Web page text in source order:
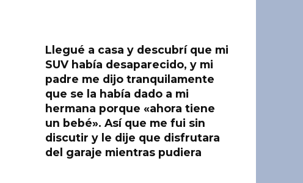
Llegué a casa y descubrí que mi
SUV había desaparecido, y mi
padre me dijo tranquilamente
que se la había dado a mi
hermana porque «ahora tiene
un bebé». Así que me fui sin
discutir y le dije que disfrutara
del garaje mientras pudiera